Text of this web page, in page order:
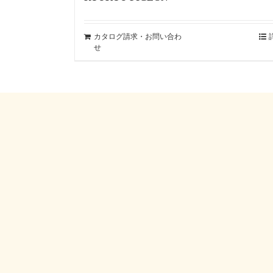
カタログ請求・お問い合わ
せ